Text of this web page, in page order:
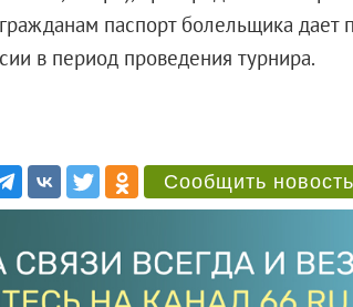
паспорт болельщика дает
в период проведения турнира.
Сообщить новость